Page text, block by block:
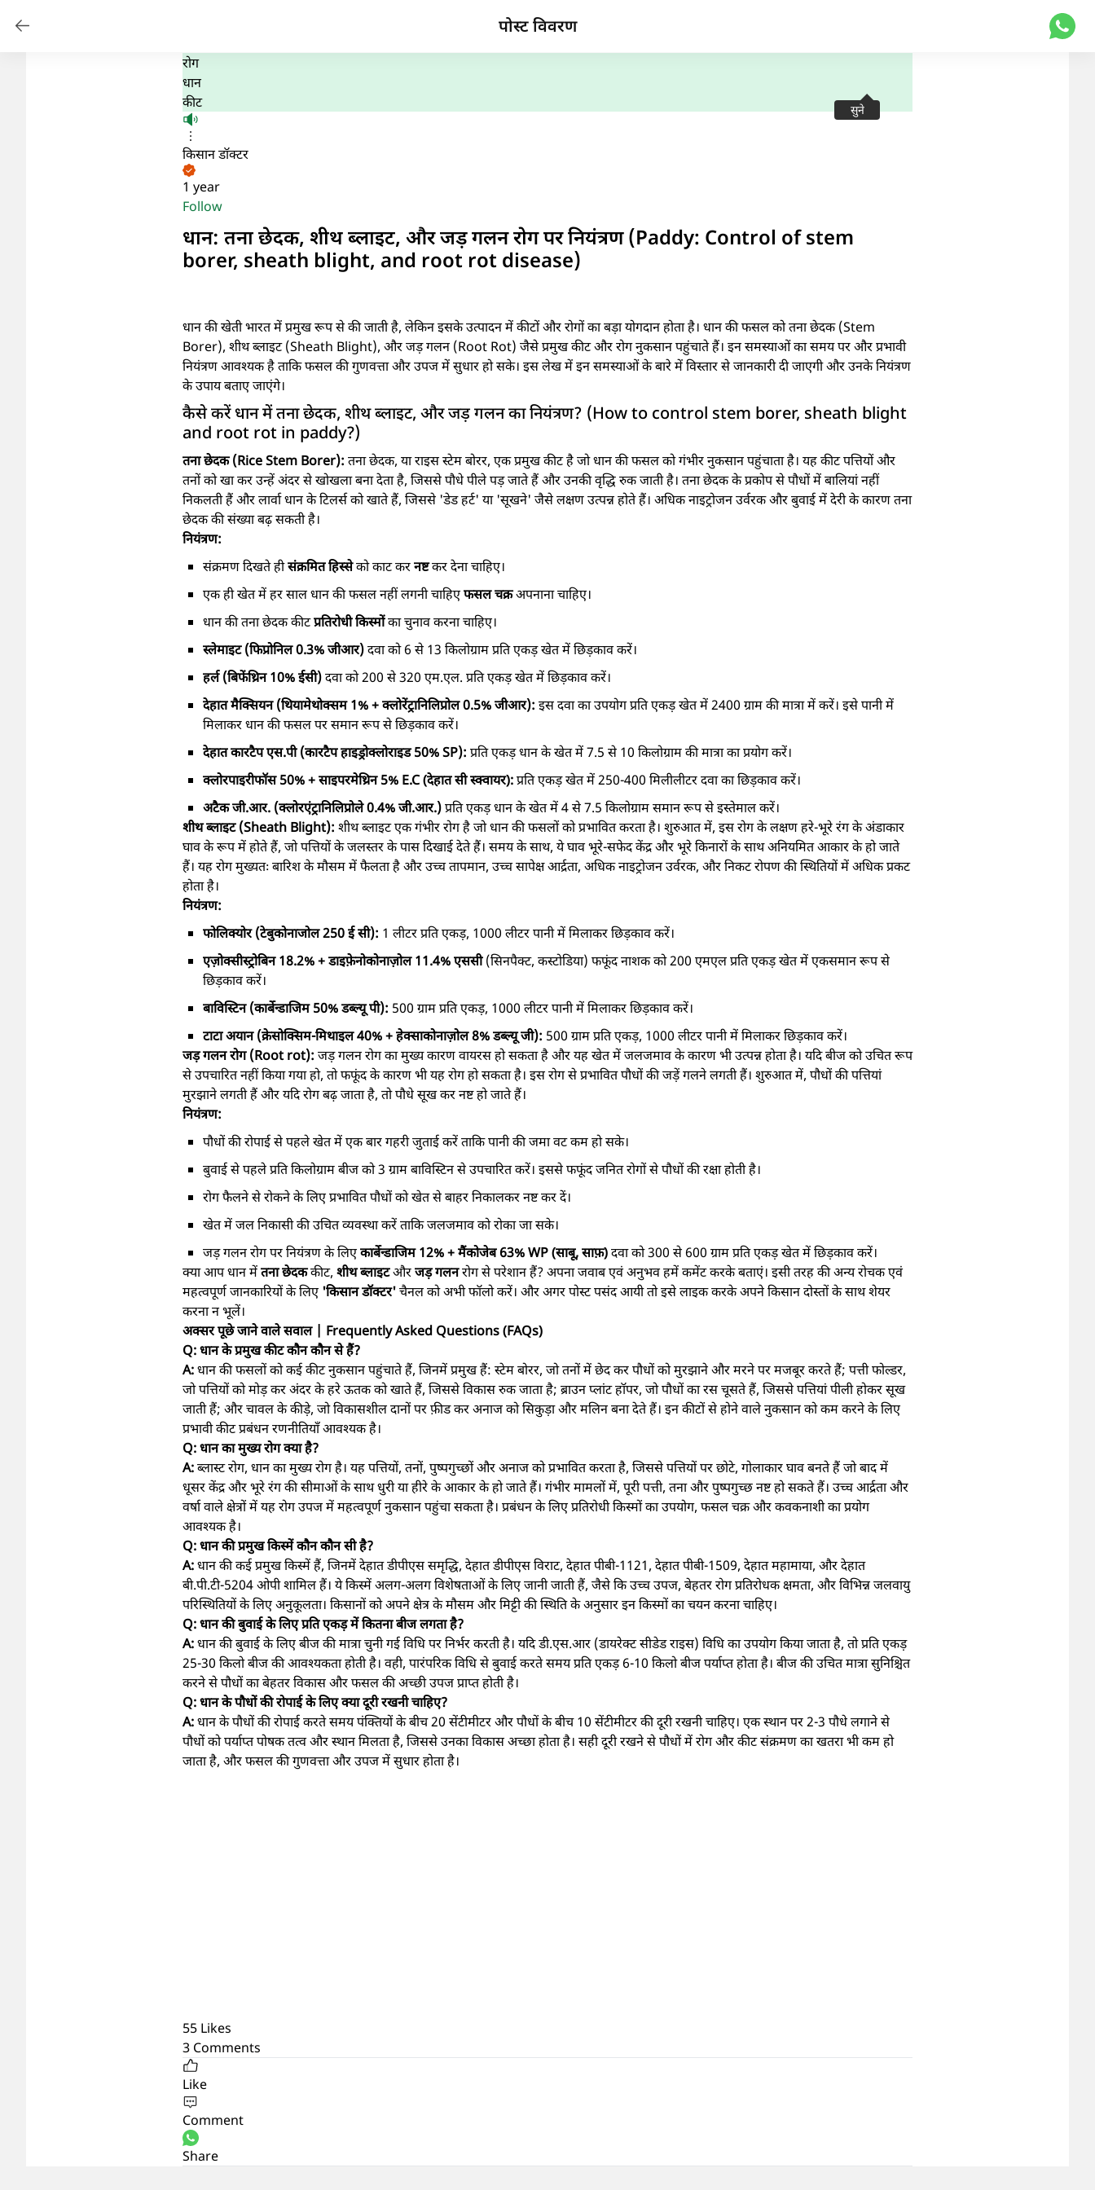
पोस्ट विवरण
सुने
रोग
धान
कीट
किसान डॉक्टर
1 year
Follow
धान: तना छेदक, शीथ ब्लाइट, और जड़ गलन रोग पर नियंत्रण (Paddy: Control of stem
borer, sheath blight, and root rot disease)
धान की खेती भारत में प्रमुख रूप से की जाती है, लेकिन इसके उत्पादन में कीटों और रोगों का बड़ा योगदान होता है। धान की फसल को तना छेदक (Stem
Borer), शीथ ब्लाइट (Sheath Blight), और जड़ गलन (Root Rot) जैसे प्रमुख कीट और रोग नुकसान पहुंचाते हैं। इन समस्याओं का समय पर और प्रभावी
नियंत्रण आवश्यक है ताकि फसल की गुणवत्ता और उपज में सुधार हो सके। इस लेख में इन समस्याओं के बारे में विस्तार से जानकारी दी जाएगी और उनके नियंत्रण
के उपाय बताए जाएंगे।
कैसे करें धान में तना छेदक, शीथ ब्लाइट, और जड़ गलन का नियंत्रण? (How to control stem borer, sheath blight
and root rot in paddy?)
तना छेदक (Rice Stem Borer): तना छेदक, या राइस स्टेम बोरर, एक प्रमुख कीट है जो धान की फसल को गंभीर नुकसान पहुंचाता है। यह कीट पत्तियों और
तनों को खा कर उन्हें अंदर से खोखला बना देता है, जिससे पौधे पीले पड़ जाते हैं और उनकी वृद्धि रुक जाती है। तना छेदक के प्रकोप से पौधों में बालियां नहीं
निकलती हैं और लार्वा धान के टिलर्स को खाते हैं, जिससे 'डेड हर्ट' या 'सूखने' जैसे लक्षण उत्पन्न होते हैं। अधिक नाइट्रोजन उर्वरक और बुवाई में देरी के कारण तना
छेदक की संख्या बढ़ सकती है।
नियंत्रण:
संक्रमण दिखते हीसंक्रमित हिस्सेको काट करनष्टकर देना चाहिए।
एक ही खेत में हर साल धान की फसल नहीं लगनी चाहिएफसल चक्रअपनाना चाहिए।
धान की तना छेदक कीटप्रतिरोधी किस्मोंका चुनाव करना चाहिए।
स्लेमाइट (फिप्रोनिल 0.3% जीआर)दवा को 6 से 13 किलोग्राम प्रति एकड़ खेत में छिड़काव करें।
हर्ल (बिफेंथ्रिन 10% ईसी)दवा को 200 से 320 एम.एल. प्रति एकड़ खेत में छिड़काव करें।
देहात मैक्सियन (थियामेथोक्सम 1% + क्लोरेंट्रानिलिप्रोल 0.5% जीआर): इस दवा का उपयोग प्रति एकड़ खेत में 2400 ग्राम की मात्रा में करें। इसे पानी में
मिलाकर धान की फसल पर समान रूप से छिड़काव करें।
देहात कारटैप एस.पी (कारटैप हाइड्रोक्लोराइड 50% SP): प्रति एकड़ धान के खेत में 7.5 से 10 किलोग्राम की मात्रा का प्रयोग करें।
क्लोरपाइरीफॉस 50% + साइपरमेथ्रिन 5% E.C (देहात सी स्क्वायर):प्रति एकड़ खेत में 250-400 मिलीलीटर दवा का छिड़काव करें।
अटैक जी.आर. (क्लोरएंट्रानिलिप्रोले 0.4% जी.आर.)प्रति एकड़ धान के खेत में 4 से 7.5 किलोग्राम समान रूप से इस्तेमाल करें।
शीथ ब्लाइट (Sheath Blight): शीथ ब्लाइट एक गंभीर रोग है जो धान की फसलों को प्रभावित करता है। शुरुआत में, इस रोग के लक्षण हरे-भूरे रंग के अंडाकार
घाव के रूप में होते हैं, जो पत्तियों के जलस्तर के पास दिखाई देते हैं। समय के साथ, ये घाव भूरे-सफेद केंद्र और भूरे किनारों के साथ अनियमित आकार के हो जाते
हैं। यह रोग मुख्यतः बारिश के मौसम में फैलता है और उच्च तापमान, उच्च सापेक्ष आर्द्रता, अधिक नाइट्रोजन उर्वरक, और निकट रोपण की स्थितियों में अधिक प्रकट
होता है।
नियंत्रण:
फोलिक्योर (टेबुकोनाजोल 250 ई सी): 1 लीटर प्रति एकड़, 1000 लीटर पानी में मिलाकर छिड़काव करें।
एज़ोक्सीस्ट्रोबिन 18.2% + डाइफ़ेनोकोनाज़ोल 11.4% एससी(सिनपैक्ट, कस्टोडिया) फफूंद नाशक को 200 एमएल प्रति एकड़ खेत में एकसमान रूप से
छिड़काव करें।
बाविस्टिन (कार्बेन्डाजिम 50% डब्ल्यू पी): 500 ग्राम प्रति एकड़, 1000 लीटर पानी में मिलाकर छिड़काव करें।
टाटा अयान (क्रेसोक्सिम-मिथाइल 40% + हेक्साकोनाज़ोल 8% डब्ल्यू जी): 500 ग्राम प्रति एकड़, 1000 लीटर पानी में मिलाकर छिड़काव करें।
जड़ गलन रोग (Root rot): जड़ गलन रोग का मुख्य कारण वायरस हो सकता है और यह खेत में जलजमाव के कारण भी उत्पन्न होता है। यदि बीज को उचित रूप
से उपचारित नहीं किया गया हो, तो फफूंद के कारण भी यह रोग हो सकता है। इस रोग से प्रभावित पौधों की जड़ें गलने लगती हैं। शुरुआत में, पौधों की पत्तियां
मुरझाने लगती हैं और यदि रोग बढ़ जाता है, तो पौधे सूख कर नष्ट हो जाते हैं।
नियंत्रण:
पौधों की रोपाई से पहले खेत में एक बार गहरी जुताई करें ताकि पानी की जमा वट कम हो सके।
बुवाई से पहले प्रति किलोग्राम बीज को 3 ग्राम बाविस्टिन से उपचारित करें। इससे फफूंद जनित रोगों से पौधों की रक्षा होती है।
रोग फैलने से रोकने के लिए प्रभावित पौधों को खेत से बाहर निकालकर नष्ट कर दें।
खेत में जल निकासी की उचित व्यवस्था करें ताकि जलजमाव को रोका जा सके।
जड़ गलन रोग पर नियंत्रण के लिएकार्बेन्डाजिम 12% + मैंकोजेब 63% WP (साबू, साफ़)दवा को 300 से 600 ग्राम प्रति एकड़ खेत में छिड़काव करें।
क्या आप धान मेंतना छेदककीट, शीथ ब्लाइटऔरजड़ गलनरोग से परेशान हैं? अपना जवाब एवं अनुभव हमें कमेंट करके बताएं। इसी तरह की अन्य रोचक एवं
महत्वपूर्ण जानकारियों के लिए 'किसान डॉक्टर'चैनल को अभी फॉलो करें। और अगर पोस्ट पसंद आयी तो इसे लाइक करके अपने किसान दोस्तों के साथ शेयर
करना न भूलें।
अक्सर पूछे जाने वाले सवाल | Frequently Asked Questions (FAQs)
Q: धान के प्रमुख कीट कौन कौन से हैं?
A:धान की फसलों को कई कीट नुकसान पहुंचाते हैं, जिनमें प्रमुख हैं: स्टेम बोरर, जो तनों में छेद कर पौधों को मुरझाने और मरने पर मजबूर करते हैं; पत्ती फोल्डर,
जो पत्तियों को मोड़ कर अंदर के हरे ऊतक को खाते हैं, जिससे विकास रुक जाता है; ब्राउन प्लांट हॉपर, जो पौधों का रस चूसते हैं, जिससे पत्तियां पीली होकर सूख
जाती हैं; और चावल के कीड़े, जो विकासशील दानों पर फ़ीड कर अनाज को सिकुड़ा और मलिन बना देते हैं। इन कीटों से होने वाले नुकसान को कम करने के लिए
प्रभावी कीट प्रबंधन रणनीतियाँ आवश्यक है।
Q: धान का मुख्य रोग क्या है?
A:ब्लास्ट रोग, धान का मुख्य रोग है। यह पत्तियों, तनों, पुष्पगुच्छों और अनाज को प्रभावित करता है, जिससे पत्तियों पर छोटे, गोलाकार घाव बनते हैं जो बाद में
धूसर केंद्र और भूरे रंग की सीमाओं के साथ धुरी या हीरे के आकार के हो जाते हैं। गंभीर मामलों में, पूरी पत्ती, तना और पुष्पगुच्छ नष्ट हो सकते हैं। उच्च आर्द्रता और
वर्षा वाले क्षेत्रों में यह रोग उपज में महत्वपूर्ण नुकसान पहुंचा सकता है। प्रबंधन के लिए प्रतिरोधी किस्मों का उपयोग, फसल चक्र और कवकनाशी का प्रयोग
आवश्यक है।
Q: धान की प्रमुख किस्में कौन कौन सी है?
A:धान की कई प्रमुख किस्में हैं, जिनमें देहात डीपीएस समृद्धि, देहात डीपीएस विराट, देहात पीबी-1121, देहात पीबी-1509, देहात महामाया, और देहात
बी.पी.टी-5204 ओपी शामिल हैं। ये किस्में अलग-अलग विशेषताओं के लिए जानी जाती हैं, जैसे कि उच्च उपज, बेहतर रोग प्रतिरोधक क्षमता, और विभिन्न जलवायु
परिस्थितियों के लिए अनुकूलता। किसानों को अपने क्षेत्र के मौसम और मिट्टी की स्थिति के अनुसार इन किस्मों का चयन करना चाहिए।
Q: धान की बुवाई के लिए प्रति एकड़ में कितना बीज लगता है?
A:धान की बुवाई के लिए बीज की मात्रा चुनी गई विधि पर निर्भर करती है। यदि डी.एस.आर (डायरेक्ट सीडेड राइस) विधि का उपयोग किया जाता है, तो प्रति एकड़
25-30 किलो बीज की आवश्यकता होती है। वही, पारंपरिक विधि से बुवाई करते समय प्रति एकड़ 6-10 किलो बीज पर्याप्त होता है। बीज की उचित मात्रा सुनिश्चित
करने से पौधों का बेहतर विकास और फसल की अच्छी उपज प्राप्त होती है।
Q: धान के पौधों की रोपाई के लिए क्या दूरी रखनी चाहिए?
A:धान के पौधों की रोपाई करते समय पंक्तियों के बीच 20 सेंटीमीटर और पौधों के बीच 10 सेंटीमीटर की दूरी रखनी चाहिए। एक स्थान पर 2-3 पौधे लगाने से
पौधों को पर्याप्त पोषक तत्व और स्थान मिलता है, जिससे उनका विकास अच्छा होता है। सही दूरी रखने से पौधों में रोग और कीट संक्रमण का खतरा भी कम हो
जाता है, और फसल की गुणवत्ता और उपज में सुधार होता है।
55 Likes
3 Comments
Like
Comment
Share